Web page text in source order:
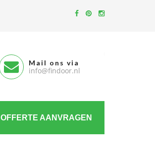
Mail ons via
info@findoor.nl
OFFERTE AANVRAGEN